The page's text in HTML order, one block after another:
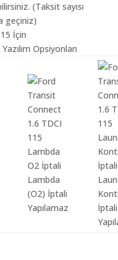
(Taksit sayısı
geçiniz)
İçin
Opsiyonları
Lambda
(O2) İptali
Yapılamaz
İptali